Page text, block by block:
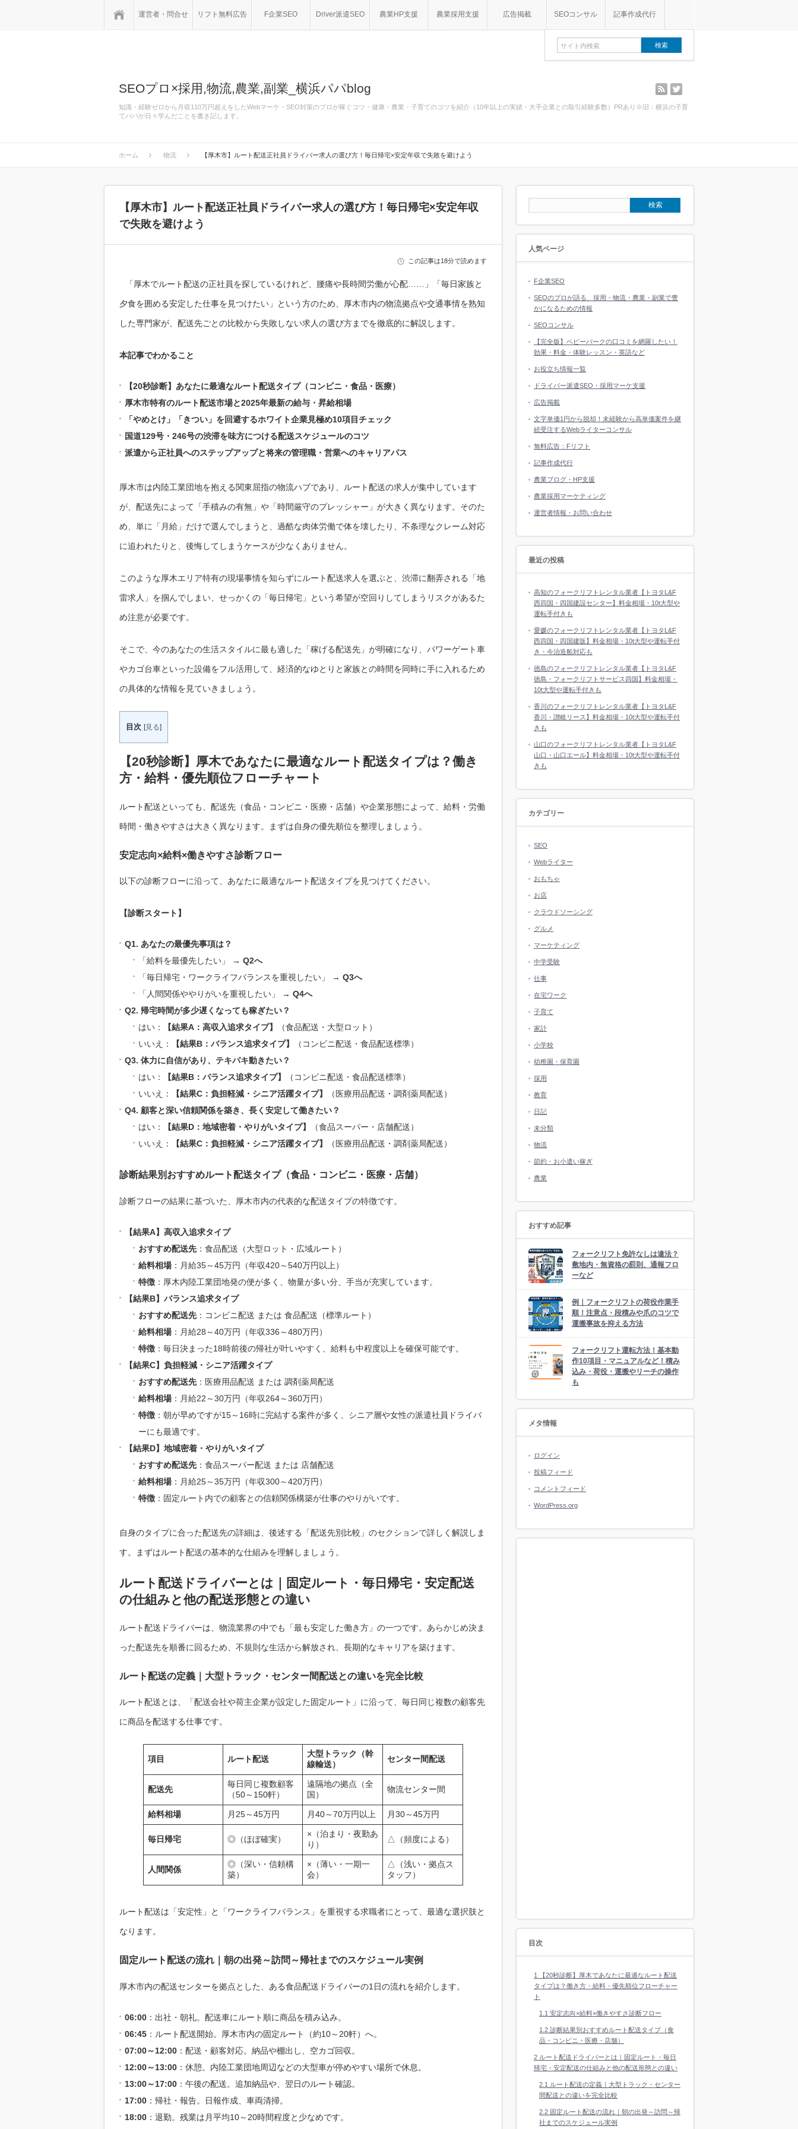
運営者・問合せ リフト無料広告 F企業SEO Driver派遣SEO 農業HP支援 農業採用支援 広告掲載 SEOコンサル 記事作成代行
SEOプロ×採用,物流,農業,副業_横浜パパblog
知識・経験ゼロから月収110万円超えをしたWebマーケ・SEO対策のプロが稼ぐコツ・健康・農業・子育てのコツを紹介（10年以上の実績・大手企業との取引経験多数）PRあり※旧：横浜の子育
てパパが日々学んだことを書き記します。
rss
ホーム 物流 【厚木市】ルート配送正社員ドライバー求人の選び方！毎日帰宅×安定年収で失敗を避けよう
【厚木市】ルート配送正社員ドライバー求人の選び方！毎日帰宅×安定年収
で失敗を避けよう
この記事は18分で読めます
「厚木でルート配送の正社員を探しているけれど、腰痛や長時間労働が心配……」「毎日家族と
夕食を囲める安定した仕事を見つけたい」という方のため、厚木市内の物流拠点や交通事情を熟知
した専門家が、配送先ごとの比較から失敗しない求人の選び方までを徹底的に解説します。
本記事でわかること
【20秒診断】あなたに最適なルート配送タイプ（コンビニ・食品・医療）
厚木市特有のルート配送市場と2025年最新の給与・昇給相場
「やめとけ」「きつい」を回避するホワイト企業見極め10項目チェック
国道129号・246号の渋滞を味方につける配送スケジュールのコツ
派遣から正社員へのステップアップと将来の管理職・営業へのキャリアパス
厚木市は内陸工業団地を抱える関東屈指の物流ハブであり、ルート配送の求人が集中しています
が、配送先によって「手積みの有無」や「時間厳守のプレッシャー」が大きく異なります。そのた
め、単に「月給」だけで選んでしまうと、過酷な肉体労働で体を壊したり、不条理なクレーム対応
に追われたりと、後悔してしまうケースが少なくありません。
このような厚木エリア特有の現場事情を知らずにルート配送求人を選ぶと、渋滞に翻弄される「地
雷求人」を掴んでしまい、せっかくの「毎日帰宅」という希望が空回りしてしまうリスクがあるた
め注意が必要です。
そこで、今のあなたの生活スタイルに最も適した「稼げる配送先」が明確になり、パワーゲート車
やカゴ台車といった設備をフル活用して、経済的なゆとりと家族との時間を同時に手に入れるため
の具体的な情報を見ていきましょう。
目次 [見る]
【20秒診断】厚木であなたに最適なルート配送タイプは？働き
方・給料・優先順位フローチャート
ルート配送といっても、配送先（食品・コンビニ・医療・店舗）や企業形態によって、給料・労働
時間・働きやすさは大きく異なります。まずは自身の優先順位を整理しましょう。
安定志向×給料×働きやすさ診断フロー
以下の診断フローに沿って、あなたに最適なルート配送タイプを見つけてください。
【診断スタート】
Q1. あなたの最優先事項は？
「給料を最優先したい」 → Q2へ
「毎日帰宅・ワークライフバランスを重視したい」 → Q3へ
「人間関係ややりがいを重視したい」 → Q4へ
Q2. 帰宅時間が多少遅くなっても稼ぎたい？
はい：
【結果A：高収入追求タイプ】
（食品配送・大型ロット）
いいえ：
【結果B：バランス追求タイプ】
（コンビニ配送・食品配送標準）
Q3. 体力に自信があり、テキパキ動きたい？
はい：
【結果B：バランス追求タイプ】
（コンビニ配送・食品配送標準）
いいえ：
【結果C：負担軽減・シニア活躍タイプ】
（医療用品配送・調剤薬局配送）
Q4. 顧客と深い信頼関係を築き、長く安定して働きたい？
はい：
【結果D：地域密着・やりがいタイプ】
（食品スーパー・店舗配送）
いいえ：
【結果C：負担軽減・シニア活躍タイプ】 （医療用品配送・調剤薬局配送）
診断結果別おすすめルート配送タイプ（食品・コンビニ・医療・店舗）
診断フローの結果に基づいた、厚木市内の代表的な配送タイプの特徴です。
【結果A】高収入追求タイプ
おすすめ配送先：食品配送（大型ロット・広域ルート）
給料相場：月給35～45万円（年収420～540万円以上）
特徴 ：厚木内陸工業団地発の便が多く、物量が多い分、手当が充実しています。
【結果B】バランス追求タイプ
おすすめ配送先：コンビニ配送 または 食品配送（標準ルート）
給料相場：月給28～40万円（年収336～480万円）
特徴 ：毎日決まった18時前後の帰社が叶いやすく、給料も中程度以上を確保可能です。
【結果C】負担軽減・シニア活躍タイプ
おすすめ配送先：医療用品配送 または 調剤薬局配送
給料相場：月給22～30万円（年収264～360万円）
特徴 ：朝が早めですが15～16時に完結する案件が多く、シニア層や女性の派遣社員ドライバ
ーにも最適です。
【結果D】地域密着・やりがいタイプ
おすすめ配送先：食品スーパー配送 または 店舗配送
給料相場：月給25～35万円（年収300～420万円）
特徴 ：固定ルート内での顧客との信頼関係構築が仕事のやりがいです。
自身のタイプに合った配送先の詳細は、後述する「配送先別比較」のセクションで詳しく解説しま
す。まずはルート配送の基本的な仕組みを理解しましょう。
ルート配送ドライバーとは｜固定ルート・毎日帰宅・安定配送
の仕組みと他の配送形態との違い
ルート配送ドライバーは、物流業界の中でも「最も安定した働き方」の一つです。あらかじめ決ま
った配送先を順番に回るため、不規則な生活から解放され、長期的なキャリアを築けます。
ルート配送の定義｜大型トラック・センター間配送との違いを完全比較
ルート配送とは、「配送会社や荷主企業が設定した固定ルート」に沿って、毎日同じ複数の顧客先
に商品を配送する仕事です。
項目 ルート配送
大型トラック（幹
線輸送）
センター間配送
配送先
毎日同じ複数顧客
（50～150軒）
遠隔地の拠点（全
国）
物流センター間
給料相場 月25～45万円 月40～70万円以上 月30～45万円
毎日帰宅 ◎（ほぼ確実）
×（泊まり・夜勤あ
り）
△（頻度による）
人間関係
◎（深い・信頼構
築）
×（薄い・一期一
会）
△（浅い・拠点ス
タッフ）
ルート配送は「安定性」と「ワークライフバランス」を重視する求職者にとって、最適な選択肢と
なります。
固定ルート配送の流れ｜朝の出発～訪問～帰社までのスケジュール実例
厚木市内の配送センターを拠点とした、ある食品配送ドライバーの1日の流れを紹介します。
06:00 ：出社・朝礼。配送車にルート順に商品を積み込み。
06:45 ：ルート配送開始。厚木市内の固定ルート（約10～20軒）へ。
07:00～12:00 ：配送・顧客対応。納品や棚出し、空カゴ回収。
12:00～13:00 ：休憩。内陸工業団地周辺などの大型車が停めやすい場所で休息。
13:00～17:00 ：午後の配送。追加納品や、翌日のルート確認。
17:00 ：帰社・報告。日報作成、車両清掃。
18:00 ：退勤。残業は月平均10～20時間程度と少なめです。
人気ページ
F企業SEO
SEOのプロが語る、採用・物流・農業・副業で豊
かになるための情報
SEOコンサル
【完全版】ベビーパークの口コミを網羅したい！
効果・料金・体験レッスン・英語など
お役立ち情報一覧
ドライバー派遣SEO・採用マーケ支援
広告掲載
文字単価1円から脱却！未経験から高単価案件を継
続受注するWebライターコンサル
無料広告：Fリフト
記事作成代行
農業ブログ・HP支援
農業採用マーケティング
運営者情報・お問い合わせ
最近の投稿
高知のフォークリフトレンタル業者【トヨタL&F
西四国・四国建設センター】料金相場・10t大型や
運転手付きも
愛媛のフォークリフトレンタル業者【トヨタL&F
西四国・四国建販】料金相場・10t大型や運転手付
き・今治造船対応も
徳島のフォークリフトレンタル業者【トヨタL&F
徳島・フォークリフトサービス四国】料金相場・
10t大型や運転手付きも
香川のフォークリフトレンタル業者【トヨタL&F
香川・讃岐リース】料金相場・10t大型や運転手付
きも
山口のフォークリフトレンタル業者【トヨタL&F
山口・山口エール】料金相場・10t大型や運転手付
きも
カテゴリー
SEO
Webライター
おもちゃ
お店
クラウドソーシング
グルメ
マーケティング
中学受験
仕事
在宅ワーク
子育て
家計
小学校
幼稚園・保育園
採用
教育
日記
未分類
物流
節約・お小遣い稼ぎ
農業
おすすめ記事
フォークリフト免許なしは違法？
敷地内・無資格の罰則、通報フロ
ーなど
例｜フォークリフトの荷役作業手
順！注意点・段積みや爪のコツで
運搬事故を抑える方法
フォークリフト運転方法！基本動
作10項目・マニュアルなど！積み
込み・荷役・運搬やリーチの操作
も
メタ情報
ログイン
投稿フィード
コメントフィード
WordPress.org
目次
1
【20秒診断】厚木であなたに最適なルート配送
タイプは？働き方・給料・優先順位フローチャー
ト
1.1 安定志向×給料×働きやすさ診断フロー
1.2 診断結果別おすすめルート配送タイプ（食
品・コンビニ・医療・店舗）
2 ルート配送ドライバーとは｜固定ルート・毎日
帰宅・安定配送の仕組みと他の配送形態との違い
2.1 ルート配送の定義｜大型トラック・センター
間配送との違いを完全比較
2.2 固定ルート配送の流れ｜朝の出発～訪問～帰
社までのスケジュール実例